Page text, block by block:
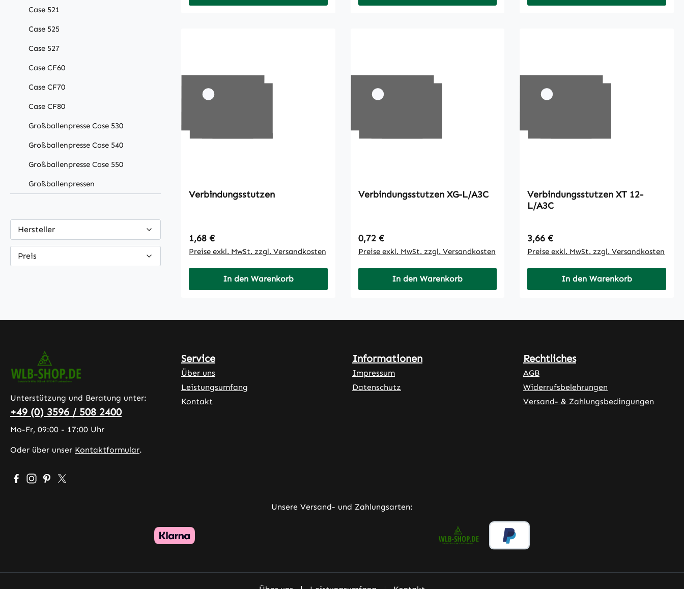
Case 521
Case 525
Case 527
Case CF60
Case CF70
Case CF80
Großballenpresse Case 530
Großballenpresse Case 540
Großballenpresse Case 550
Großballenpressen
Hersteller
Preis
Verbindungsstutzen
Regulärer Preis:
1,68 €
Preise exkl. MwSt. zzgl. Versandkosten
In den Warenkorb
Verbindungsstutzen XG-L/A3C
Regulärer Preis:
0,72 €
Preise exkl. MwSt. zzgl. Versandkosten
In den Warenkorb
Verbindungsstutzen XT 12-
L/A3C
Regulärer Preis:
3,66 €
Preise exkl. MwSt. zzgl. Versandkosten
In den Warenkorb
Unterstützung und Beratung unter:
+49 (0) 3596 / 508 2400
Mo-Fr, 09:00 - 17:00 Uhr
Oder über unser Kontaktformular.
Besuche uns auf Facebook – öffnet in neuem Tab (externer Link)
Schau auf Instagram vorbei – öffnet in neuem Tab (externer Link)
Lass dich auf Pinterest inspirieren – öffnet in neuem Tab (externer Link)
Folge uns auf X – öffnet in neuem Tab (externer Link)
Service
Über uns
Leistungsumfang
Kontakt
Informationen
Impressum
Datenschutz
Rechtliches
AGB
Widerrufsbelehrungen
Versand- & Zahlungsbedingungen
Unsere Versand- und Zahlungsarten: